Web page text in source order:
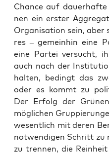
Chan­ce auf
nen ein ers­ter
Orga­ni­sa­ti­on sein, aber
res – gemein­hin eine
eine Par­tei ver­sucht,
auch nach der
hal­ten, bedingt das
oder es kommt zu
Der Erfolg der
mög­li­chen
wesent­lich mit deren
not­wen­di­gen Schritt zu
zu tren­nen, die